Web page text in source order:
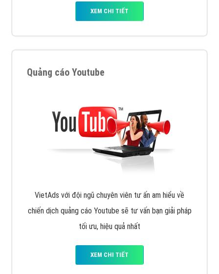
XEM CHI TIẾT
Quảng cáo Youtube
VietAds với đội ngũ chuyên viên tư ấn am hiểu về
chiến dịch quảng cáo Youtube sẽ tư vấn bạn giải pháp
tối ưu, hiệu quả nhất
XEM CHI TIẾT